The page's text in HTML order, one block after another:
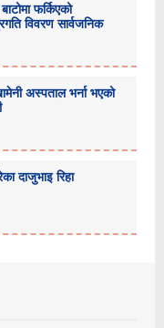
फर्किएको
विवरण सार्वजनिक
अस्पताल भर्ना भएको
दाजुभाइ रिहा